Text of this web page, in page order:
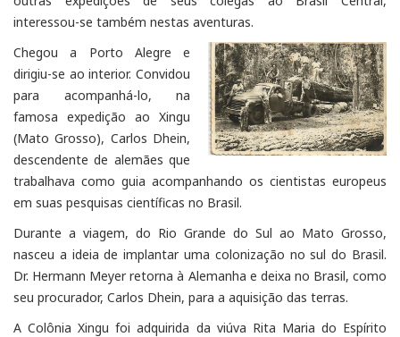
interessou-se também nestas aventuras.
Chegou a Porto Alegre e
dirigiu-se ao interior. Convidou
para acompanhá-lo, na
famosa expedição ao Xingu
(Mato Grosso), Carlos Dhein,
descendente de alemães que
trabalhava como guia acompanhando os cientistas europeus
em suas pesquisas científicas no Brasil.
Durante a viagem, do Rio Grande do Sul ao Mato Grosso,
nasceu a ideia de implantar uma colonização no sul do Brasil.
Dr. Hermann Meyer retorna à Alemanha e deixa no Brasil, como
seu procurador, Carlos Dhein, para a aquisição das terras.
A Colônia Xingu foi adquirida da viúva Rita Maria do Espírito